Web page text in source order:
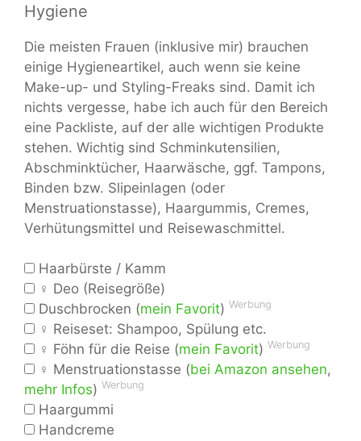
Hygiene
Die meisten Frauen (inklusive mir) brauchen
einige Hygieneartikel, auch wenn sie keine
Make-up- und Styling-Freaks sind. Damit ich
nichts vergesse, habe ich auch für den Bereich
eine Packliste, auf der alle wichtigen Produkte
stehen. Wichtig sind Schminkutensilien,
Abschminktücher, Haarwäsche, ggf. Tampons,
Binden bzw. Slipeinlagen (oder
Menstruationstasse), Haargummis, Cremes,
Verhütungsmittel und Reisewaschmittel.
Haarbürste / Kamm
♀ Deo (Reisegröße)
Duschbrocken (mein Favorit) Werbung
♀ Reiseset: Shampoo, Spülung etc.
♀ Föhn für die Reise (mein Favorit) Werbung
♀ Menstruationstasse (bei Amazon ansehen,
mehr Infos) Werbung
Haargummi
Handcreme